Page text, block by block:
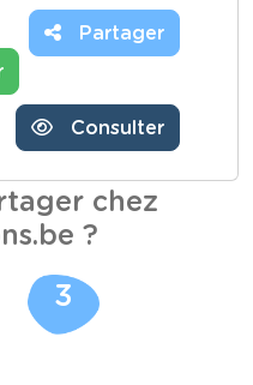
Partager
Consulter
chez
?
3